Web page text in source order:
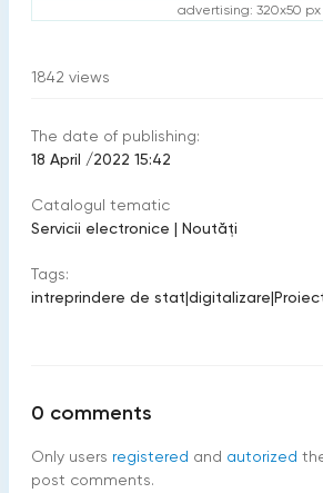
advertising: 320x50 px
1842 views
The date of publishing:
18 April /2022 15:42
Catalogul tematic
Servicii electronice | Noutăți
Tags:
intreprindere de stat|digitalizare|
0 comments
Only users registered and autorized
post comments.